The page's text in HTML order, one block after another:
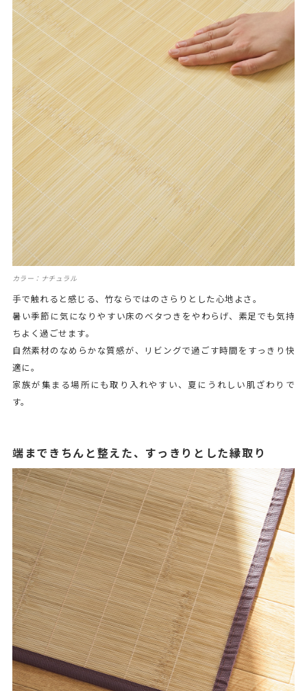
カラー：ナチュラル
手で触れると感じる、竹ならではのさらりとした心地よさ。
暑い季節に気になりやすい床のベタつきをやわらげ、素足でも気持
ちよく過ごせます。
自然素材のなめらかな質感が、リビングで過ごす時間をすっきり快
適に。
家族が集まる場所にも取り入れやすい、夏にうれしい肌ざわりで
す。
端まできちんと整えた、すっきりとした縁取り